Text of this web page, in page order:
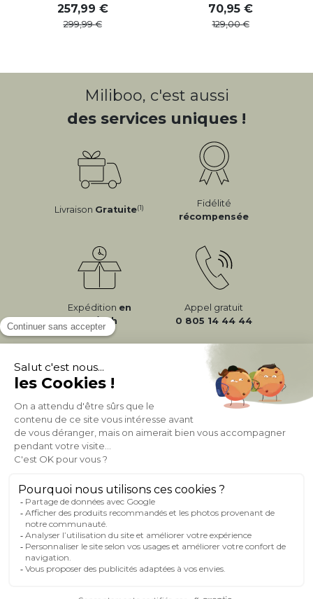
257,99
299,99
70,95
129,00
Miliboo, c'est aussi
des services uniques !
Livraison Gratuite(1)
Fidélité
récompensée
Expédition en
24/72h
Appel gratuit
0 805 14 44 44
À PROPOS DE MILIBOO
AIDE & CONTACT